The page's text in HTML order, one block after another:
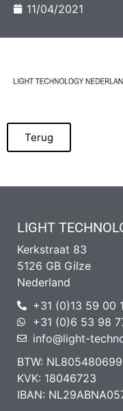
11/04/2021
Terug
LIGHT
Kerkstraat 83
5126 GB Gilze
Nederland
+31 (0)13 59 00
+31 (0)6 53 98
info@light-
BTW:
KVK: 18046723
IBAN: